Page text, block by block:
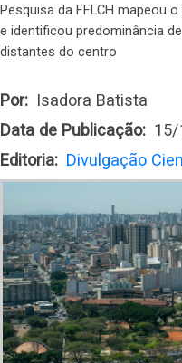
Pesquisa da FFLCH mapeou
e identificou predominância
distantes do centro
Por
Isadora Batista
Data de Publicação
Editoria
Divulgação